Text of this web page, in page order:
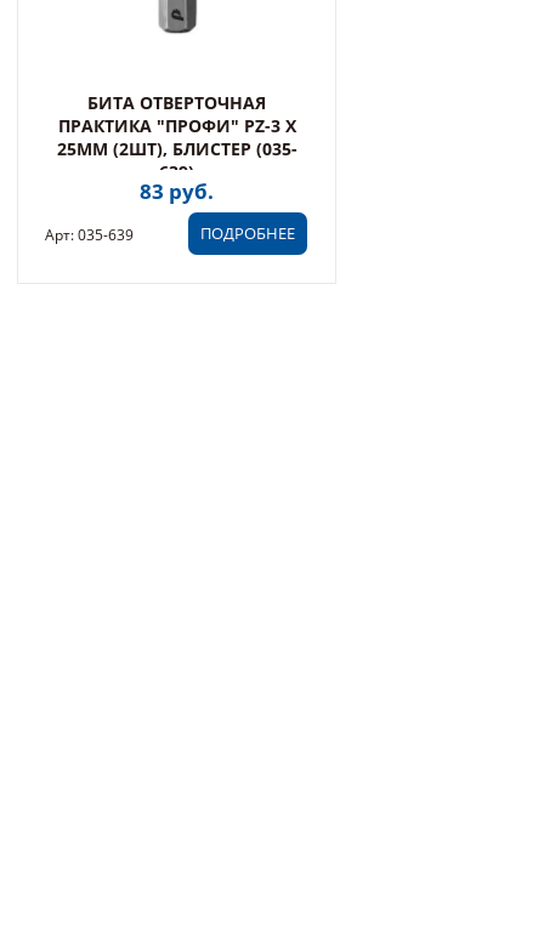
БИТА ОТВЕРТОЧНАЯ
ПРАКТИКА "ПРОФИ" PZ-3 Х
25ММ (2ШТ), БЛИСТЕР (035-
639)
83 руб.
ПОДРОБНЕЕ
Арт: 035-639